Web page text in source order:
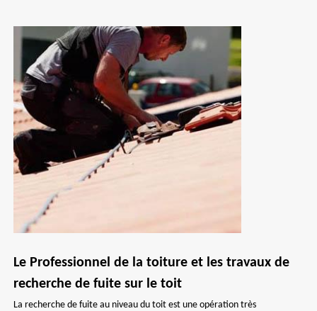
Le Professionnel de la toiture et les travaux de
recherche de fuite sur le toit
La recherche de fuite au niveau du toit est une opération très